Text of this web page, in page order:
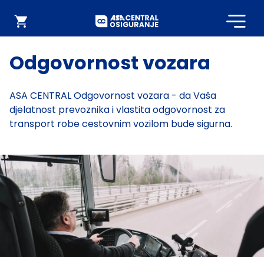
Webshop
Odgovornost vozara
ASA CENTRAL Odgovornost vozara - da Vaša
djelatnost prevoznika i vlastita odgovornost za
transport robe cestovnim vozilom bude sigurna.